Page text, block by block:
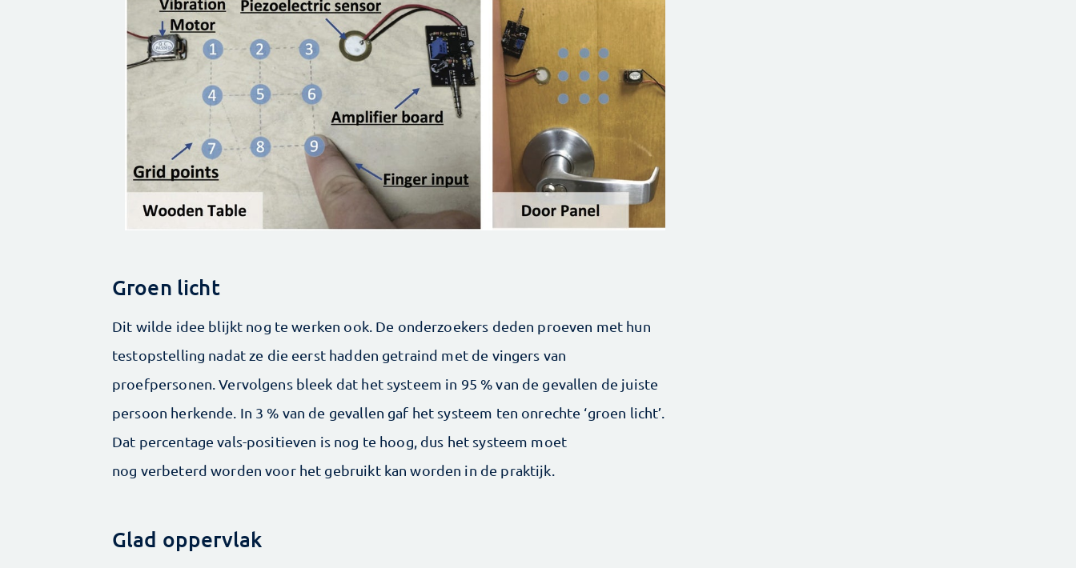
Groen licht
Dit wilde idee blijkt nog te werken ook. De onderzoekers deden proeven met hun
testopstelling nadat ze die eerst hadden getraind met de vingers van
proefpersonen. Vervolgens bleek dat het systeem in 95 % van de gevallen de juiste
persoon herkende. In 3 % van de gevallen gaf het systeem ten onrechte ‘groen licht’.
Dat percentage vals-positieven is nog te hoog, dus het systeem moet
nog verbeterd worden voor het gebruikt kan worden in de praktijk.
Glad oppervlak